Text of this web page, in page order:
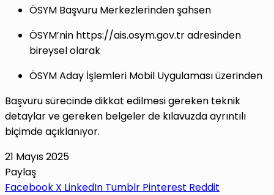
ÖSYM Başvuru Merkezlerinden şahsen
ÖSYM’nin https://ais.osym.gov.tr adresinden
bireysel olarak
ÖSYM Aday İşlemleri Mobil Uygulaması üzerinden
Başvuru sürecinde dikkat edilmesi gereken teknik
detaylar ve gereken belgeler de kılavuzda ayrıntılı
biçimde açıklanıyor.
21 Mayıs 2025
Paylaş
Facebook X LinkedIn Tumblr Pinterest Reddit